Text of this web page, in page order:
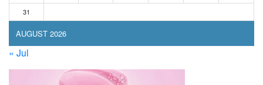
AUGUST 2026
31
« Jul